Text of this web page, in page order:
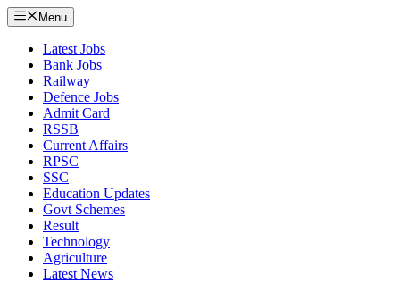
Menu
Latest Jobs
Bank Jobs
Railway
Defence Jobs
Admit Card
RSSB
Current Affairs
RPSC
SSC
Education Updates
Govt Schemes
Result
Technology
Agriculture
Latest News